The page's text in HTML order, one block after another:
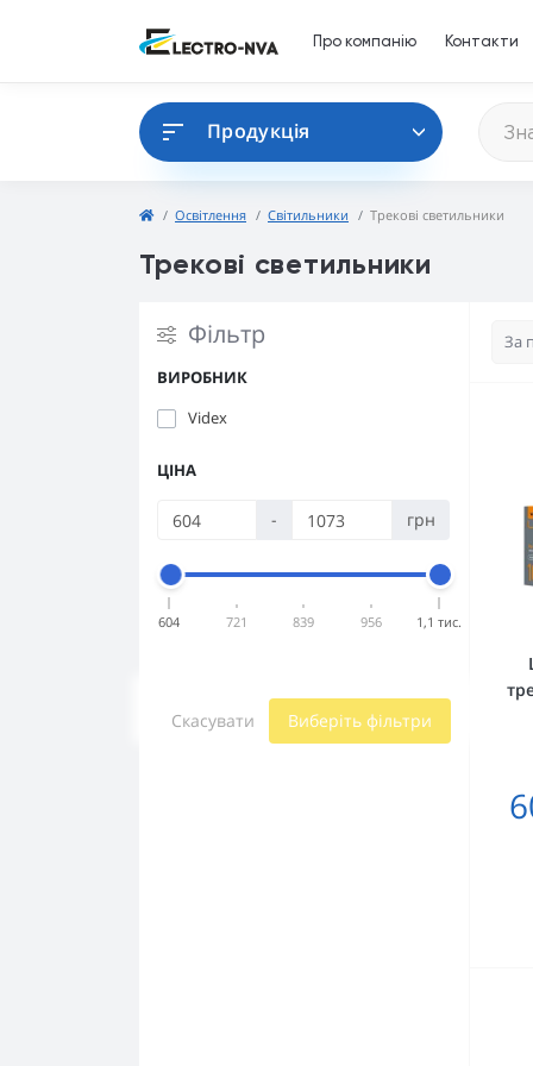
Про компанію Контакти
Продукція
Освітлення Світильники Трекові светильники
Трекові светильники
Фільтр
ВИРОБНИК
Videx
ЦІНА
- грн
604 721 839 956 1,1 тис.
Скасувати Виберіть фільтри